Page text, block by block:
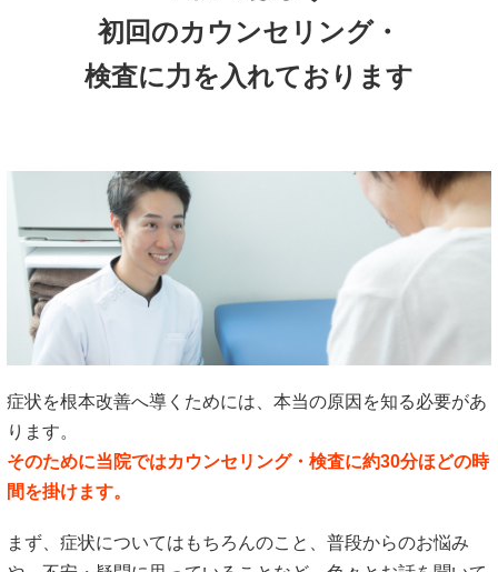
初回のカウンセリング・
検査に力を入れております
症状を根本改善へ導くためには、本当の原因を知る必要があ
ります。
そのために当院ではカウンセリング・検査に約30分ほどの時
間を掛けます。
まず、症状についてはもちろんのこと、普段からのお悩み